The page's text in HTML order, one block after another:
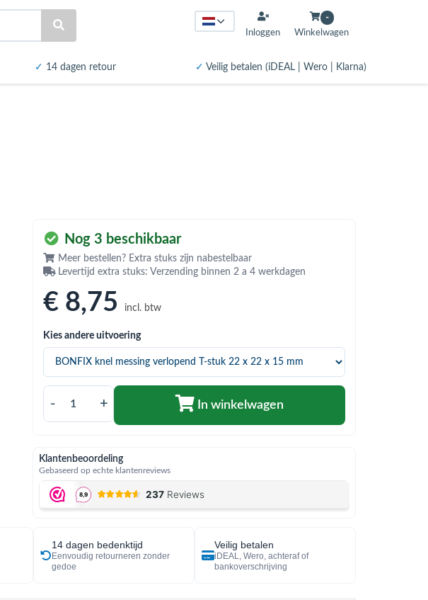
Inloggen
-
Winkelwagen
✓ 14 dagen retour ✓ Veilig betalen (iDEAL | Wero | Klarna)
Nog 3 beschikbaar
Meer bestellen? Extra stuks zijn nabestelbaar
Levertijd extra stuks: Verzending binnen 2 a 4 werkdagen
€ 8,75 incl. btw
Kies andere uitvoering
- + In winkelwagen
Klantenbeoordeling
Gebaseerd op echte klantenreviews
14 dagen bedenktijd
Eenvoudig retourneren zonder
gedoe
Veilig betalen
iDEAL, Wero, achteraf of
bankoverschrijving